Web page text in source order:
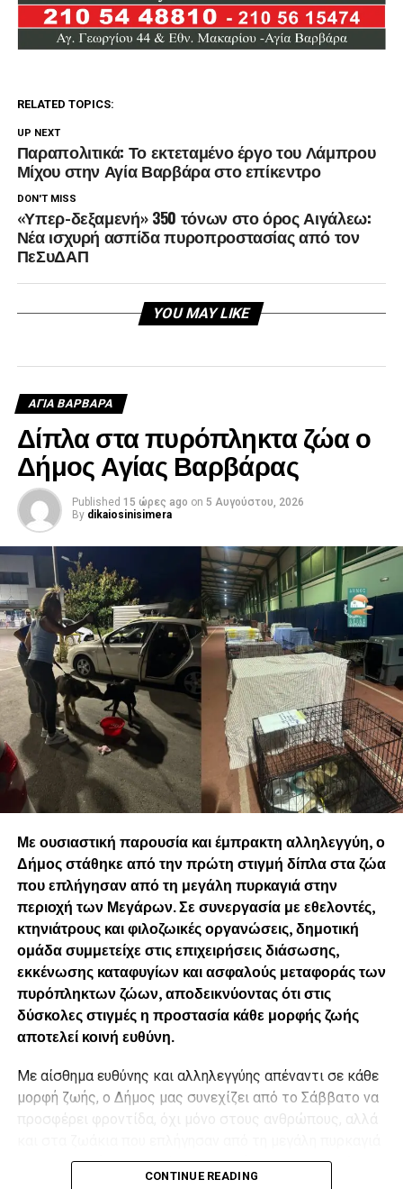
RELATED TOPICS:
UP NEXT
Παραπολιτικά: Το εκτεταμένο έργο του Λάμπρου
Μίχου στην Αγία Βαρβάρα στο επίκεντρο
DON'T MISS
«Υπερ-δεξαμενή» 350 τόνων στο όρος Αιγάλεω:
Νέα ισχυρή ασπίδα πυροπροστασίας από τον
ΠεΣυΔΑΠ
YOU MAY LIKE
ΑΓΙΑ ΒΑΡΒΑΡΑ
Δίπλα στα πυρόπληκτα ζώα ο
Δήμος Αγίας Βαρβάρας
Published 15 ώρες ago on 5 Αυγούστου, 2026
By dikaiosinisimera
Με ουσιαστική παρουσία και έμπρακτη αλληλεγγύη, ο
Δήμος στάθηκε από την πρώτη στιγμή δίπλα στα ζώα
που επλήγησαν από τη μεγάλη πυρκαγιά στην
περιοχή των Μεγάρων. Σε συνεργασία με εθελοντές,
κτηνιάτρους και φιλοζωικές οργανώσεις, δημοτική
ομάδα συμμετείχε στις επιχειρήσεις διάσωσης,
εκκένωσης καταφυγίων και ασφαλούς μεταφοράς των
πυρόπληκτων ζώων, αποδεικνύοντας ότι στις
δύσκολες στιγμές η προστασία κάθε μορφής ζωής
αποτελεί κοινή ευθύνη.
Με αίσθημα ευθύνης και αλληλεγγύης απέναντι σε κάθε
μορφή ζωής, ο Δήμος μας συνεχίζει από το Σάββατο να
προσφέρει φροντίδα, όχι μόνο στους ανθρώπους, αλλά
στην περιοχή των Μεγάρων Αττικής, σε συνεργασία με
τους εθελοντές, τους κτηνιάτρους και τις φιλοζωικές
CONTINUE READING